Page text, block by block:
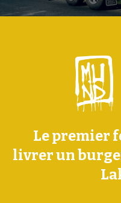
Le premier
livrer un